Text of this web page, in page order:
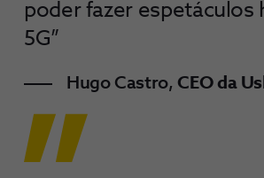
poder fazer espetáculos
5G”
Hugo Castro, CEO da